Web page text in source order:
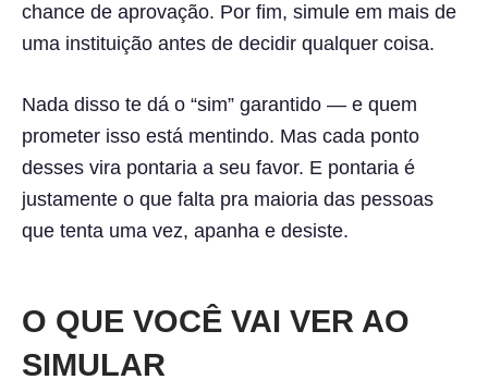
chance de aprovação. Por fim, simule em mais de
uma instituição antes de decidir qualquer coisa.
Nada disso te dá o “sim” garantido — e quem
prometer isso está mentindo. Mas cada ponto
desses vira pontaria a seu favor. E pontaria é
justamente o que falta pra maioria das pessoas
que tenta uma vez, apanha e desiste.
O QUE VOCÊ VAI VER AO
SIMULAR